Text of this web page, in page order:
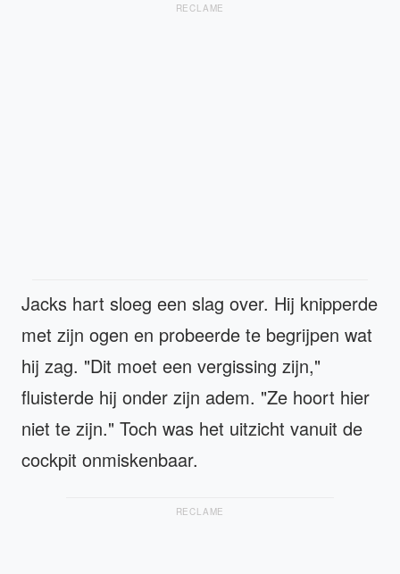
RECLAME
Jacks hart sloeg een slag over. Hij knipperde
met zijn ogen en probeerde te begrijpen wat
hij zag. "Dit moet een vergissing zijn,"
fluisterde hij onder zijn adem. "Ze hoort hier
niet te zijn." Toch was het uitzicht vanuit de
cockpit onmiskenbaar.
RECLAME